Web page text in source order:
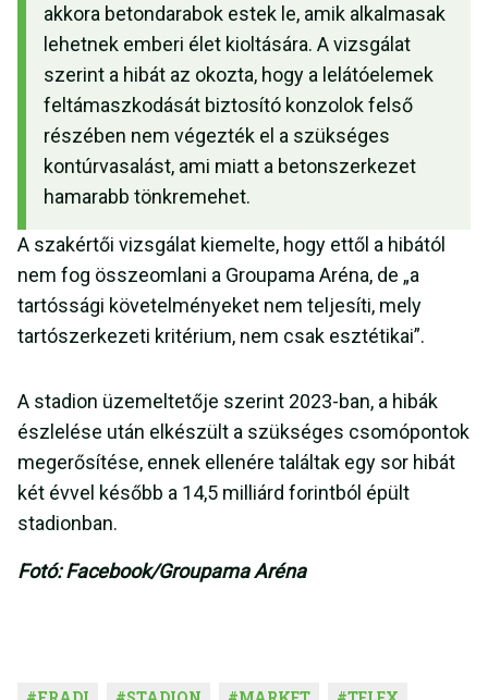
akkora betondarabok estek le, amik alkalmasak
lehetnek emberi élet kioltására. A vizsgálat
szerint a hibát az okozta, hogy a lelátóelemek
feltámaszkodását biztosító konzolok felső
részében nem végezték el a szükséges
kontúrvasalást, ami miatt a betonszerkezet
hamarabb tönkremehet.
A szakértői vizsgálat kiemelte, hogy ettől a hibától
nem fog összeomlani a Groupama Aréna, de „a
tartóssági követelményeket nem teljesíti, mely
tartószerkezeti kritérium, nem csak esztétikai”.
A stadion üzemeltetője szerint 2023-ban, a hibák
észlelése után elkészült a szükséges csomópontok
megerősítése, ennek ellenére találtak egy sor hibát
két évvel később a 14,5 milliárd forintból épült
stadionban.
Fotó: Facebook/Groupama Aréna